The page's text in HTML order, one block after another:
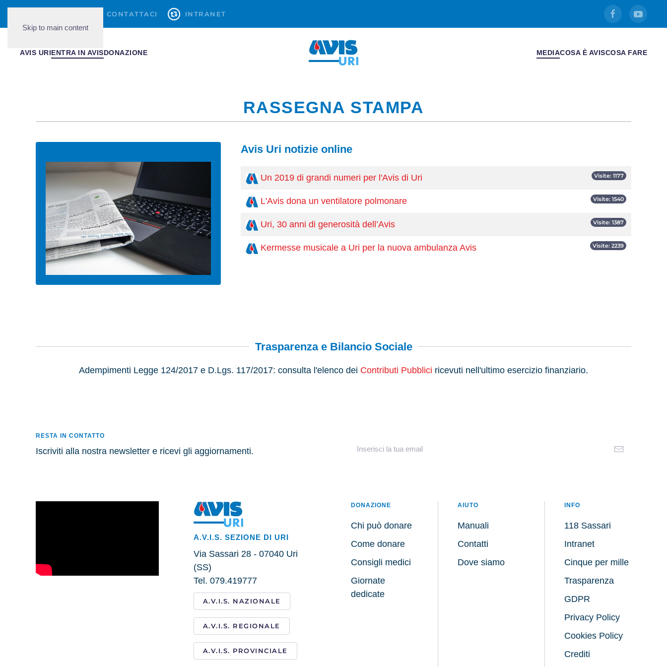
Skip to main content
CONTATTACI INTRANET
AVIS URIENTRA IN AVISDONAZIONE MEDIACOSA È AVISCOSA FARE
RASSEGNA STAMPA
Avis Uri notizie online
Visite: 1177
Un 2019 di grandi numeri per l'Avis di Uri
Visite: 1540
L'Avis dona un ventilatore polmonare
Visite: 1387
Uri, 30 anni di generosità dell’Avis
Visite: 2239
Kermesse musicale a Uri per la nuova ambulanza Avis
Trasparenza e Bilancio Sociale
Adempimenti Legge 124/2017 e D.Lgs. 117/2017: consulta l'elenco dei Contributi Pubblici ricevuti nell'ultimo esercizio finanziario.
RESTA IN CONTATTO
Iscriviti alla nostra newsletter e ricevi gli aggiornamenti.
A.V.I.S. SEZIONE DI URI
Via Sassari 28 - 07040 Uri
(SS)
Tel. 079.419777
A.V.I.S. NAZIONALE
A.V.I.S. REGIONALE
A.V.I.S. PROVINCIALE
DONAZIONE
Chi può donare
Come donare
Consigli medici
Giornate
dedicate
AIUTO
Manuali
Contatti
Dove siamo
INFO
118 Sassari
Intranet
Cinque per mille
Trasparenza
GDPR
Privacy Policy
Cookies Policy
Crediti